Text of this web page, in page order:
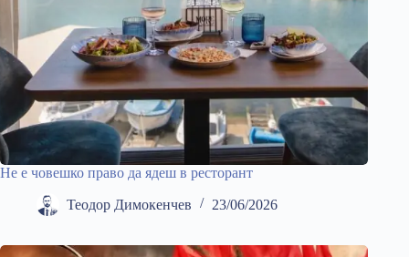
Не е човешко право да ядеш в ресторант
Теодор Димокенчев 23/06/2026